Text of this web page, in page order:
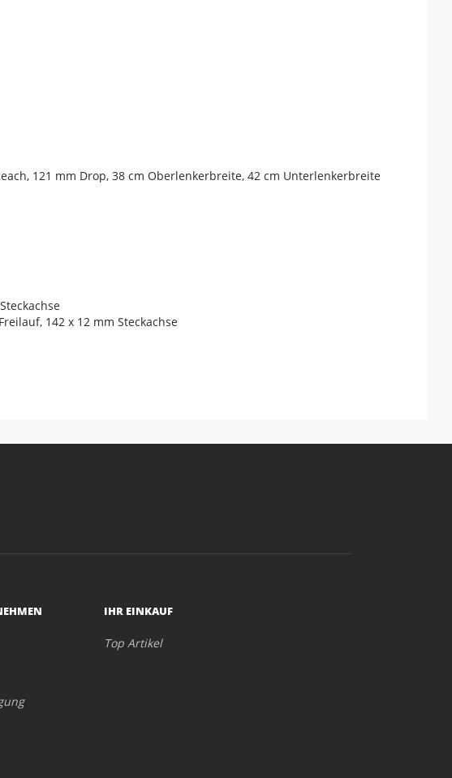
121 mm Drop, 38 cm Oberlenkerbreite, 42 cm Unterlenkerbreite
142 x 12 mm Steckachse
IHR EINKAUF
Top Artikel